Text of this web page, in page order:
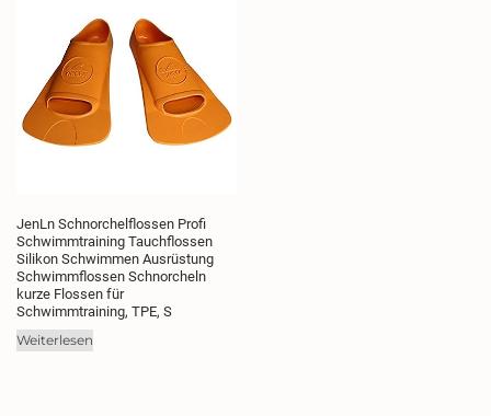
JenLn Schnorchelflossen Profi
Schwimmtraining Tauchflossen
Silikon Schwimmen Ausrüstung
Schwimmflossen Schnorcheln
kurze Flossen für
Schwimmtraining, TPE, S
Weiterlesen